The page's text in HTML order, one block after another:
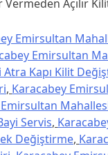
Açılır
Emirsultan
Emirsultan
Kapı Kilit
, Karacabey
Servis,
Değiştirme,